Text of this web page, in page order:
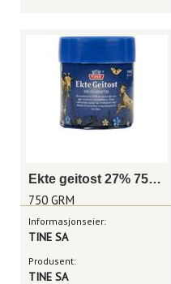
Ekte geitost 27% 750 g
750 GRM
Informasjonseier:
TINE SA
Produsent:
TINE SA